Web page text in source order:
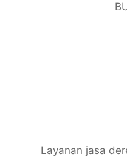
Layanan jasa